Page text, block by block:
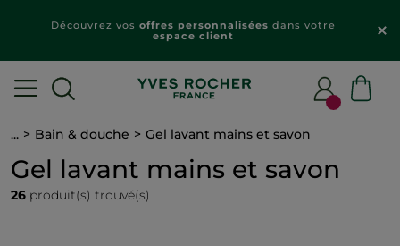
Découvrez vos offres personnalisées dans votre
espace client
... Bain & douche Gel lavant mains et savon
Gel lavant mains et savon
26 produit(s) trouvé(s)